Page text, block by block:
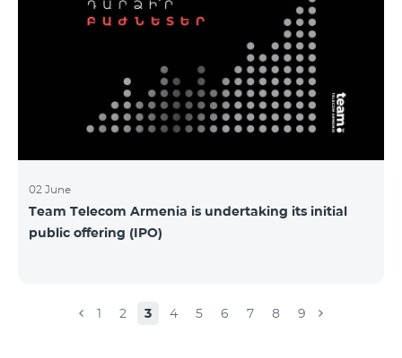
հրապարակային տեղաբաշխման բոլոր
մանրամասներին ու թիմերին տրամադրվեց
ընկերության զարգացման ռազմավարական
խնդիրը։ Լուծումներ առաջարկելու համար թիմերն
ունենալու են ընդամենը 72 ժամ։ Հաջողություն
մաղթելով մրցույթի մասնակիցներին Team
Telecom Armenia-ի գլխավոր տնօրեն Հայկ
Եսայանը նշեց, որ
02 June
Team Telecom Armenia is undertaking its initial
public offering (IPO)
1 2 3 4 5 6 7 8 9